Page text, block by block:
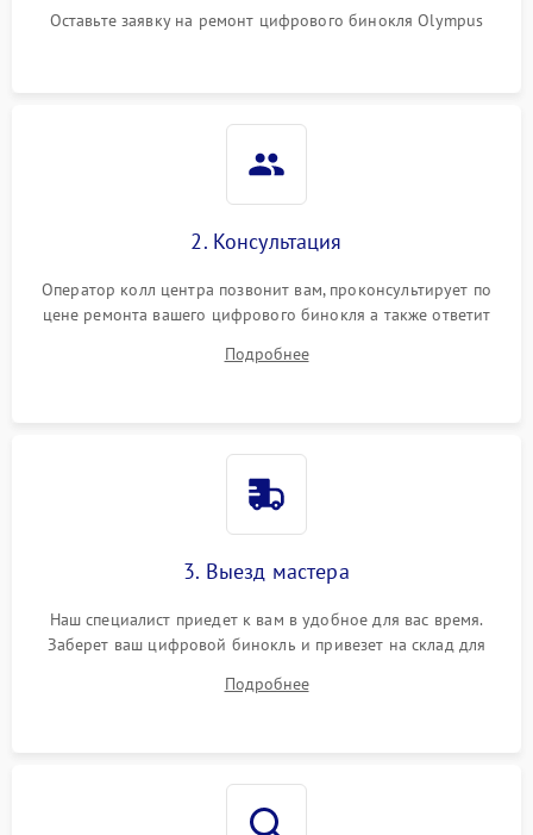
Оставьте заявку на ремонт цифрового бинокля Olympus
2. Консультация
Оператор колл центра позвонит вам, проконсультирует по
цене ремонта вашего цифрового бинокля а также ответит
Подробнее
3. Выезд мастера
Наш специалист приедет к вам в удобное для вас время.
Заберет ваш цифровой бинокль и привезет на склад для
Подробнее